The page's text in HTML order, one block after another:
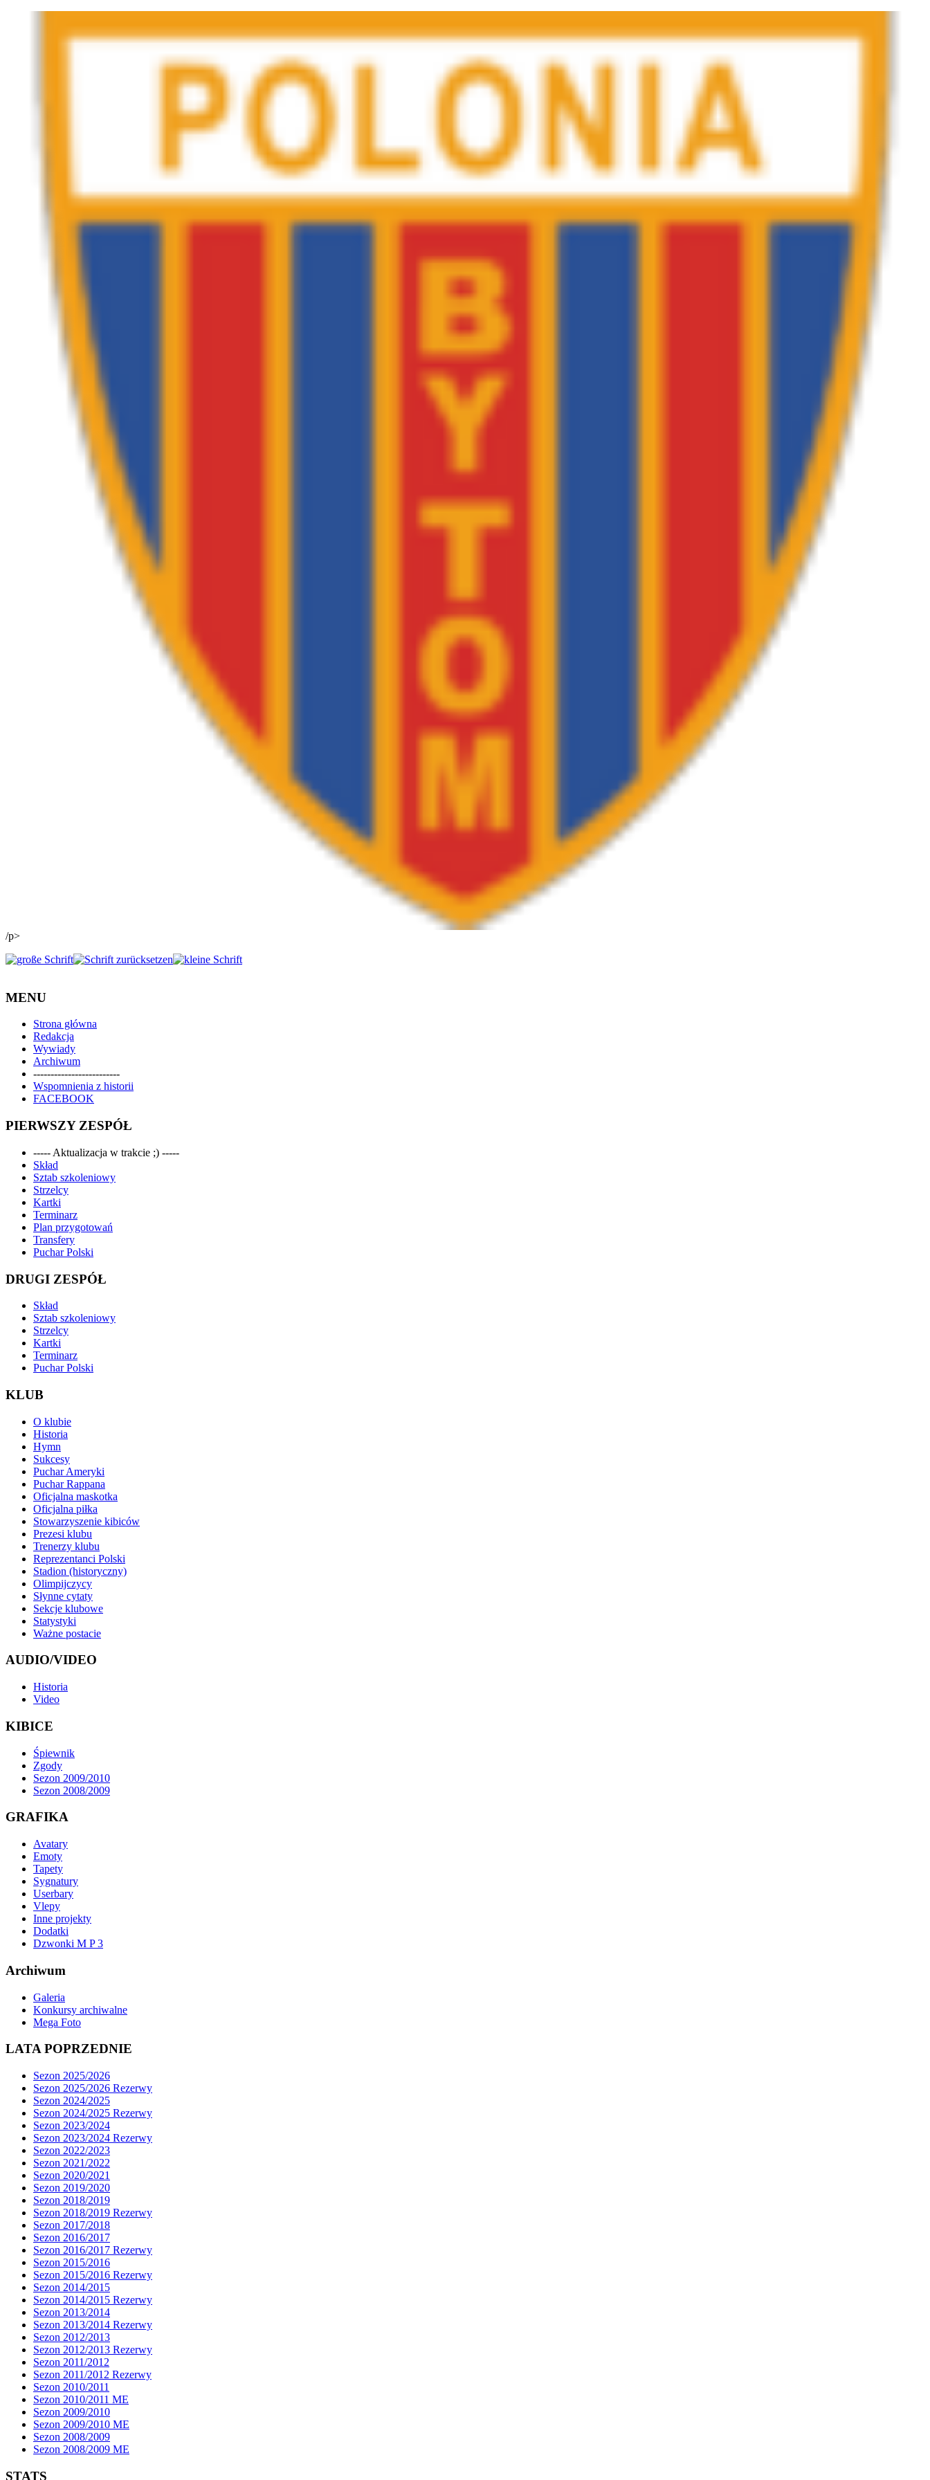
/p>
MENU
Strona główna
Redakcja
Wywiady
Archiwum
-------------------------
Wspomnienia z historii
FACEBOOK
PIERWSZY ZESPÓŁ
----- Aktualizacja w trakcie ;) -----
Skład
Sztab szkoleniowy
Strzelcy
Kartki
Terminarz
Plan przygotowań
Transfery
Puchar Polski
DRUGI ZESPÓŁ
Skład
Sztab szkoleniowy
Strzelcy
Kartki
Terminarz
Puchar Polski
KLUB
O klubie
Historia
Hymn
Sukcesy
Puchar Ameryki
Puchar Rappana
Oficjalna maskotka
Oficjalna piłka
Stowarzyszenie kibiców
Prezesi klubu
Trenerzy klubu
Reprezentanci Polski
Stadion (historyczny)
Olimpijczycy
Słynne cytaty
Sekcje klubowe
Statystyki
Ważne postacie
AUDIO/VIDEO
Historia
Video
KIBICE
Śpiewnik
Zgody
Sezon 2009/2010
Sezon 2008/2009
GRAFIKA
Avatary
Emoty
Tapety
Sygnatury
Userbary
Vlepy
Inne projekty
Dodatki
Dzwonki M P 3
Archiwum
Galeria
Konkursy archiwalne
Mega Foto
LATA POPRZEDNIE
Sezon 2025/2026
Sezon 2025/2026 Rezerwy
Sezon 2024/2025
Sezon 2024/2025 Rezerwy
Sezon 2023/2024
Sezon 2023/2024 Rezerwy
Sezon 2022/2023
Sezon 2021/2022
Sezon 2020/2021
Sezon 2019/2020
Sezon 2018/2019
Sezon 2018/2019 Rezerwy
Sezon 2017/2018
Sezon 2016/2017
Sezon 2016/2017 Rezerwy
Sezon 2015/2016
Sezon 2015/2016 Rezerwy
Sezon 2014/2015
Sezon 2014/2015 Rezerwy
Sezon 2013/2014
Sezon 2013/2014 Rezerwy
Sezon 2012/2013
Sezon 2012/2013 Rezerwy
Sezon 2011/2012
Sezon 2011/2012 Rezerwy
Sezon 2010/2011
Sezon 2010/2011 ME
Sezon 2009/2010
Sezon 2009/2010 ME
Sezon 2008/2009
Sezon 2008/2009 ME
STATS